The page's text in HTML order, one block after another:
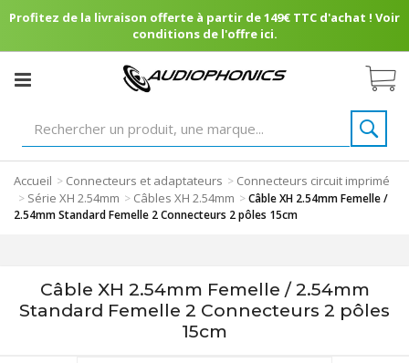
Profitez de la livraison offerte à partir de 149€ TTC d'achat ! Voir
conditions de l'offre ici.
Accueil > Connecteurs et adaptateurs > Connecteurs circuit imprimé
> Série XH 2.54mm > Câbles XH 2.54mm >Câble XH 2.54mm Femelle /
2.54mm Standard Femelle 2 Connecteurs 2 pôles 15cm
Câble XH 2.54mm Femelle / 2.54mm
Standard Femelle 2 Connecteurs 2 pôles
15cm